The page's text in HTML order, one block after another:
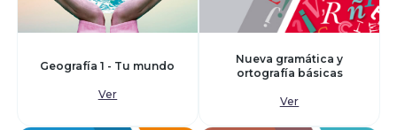
Geografía 1 - Tu mundo
Ver
Nueva gramática y
ortografía básicas
Ver